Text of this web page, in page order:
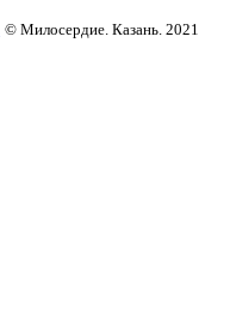
© Милосердие. Казань. 2021